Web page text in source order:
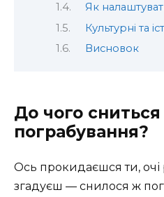
Як
Культурні та
Висновок
До чого сниться
пограбування?
Ось прокидаєшся ти,
згадуєш — снилося ж